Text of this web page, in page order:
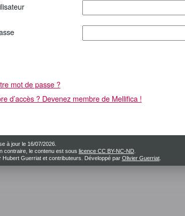
mot de passe ?
d’accès ? Devenez membre de Mellifica !
à jour le 16/07/2026.
contraire, le contenu est sous licence CC BY-NC-ND.
Hubert Guerriat et contributeurs. Développé par Olivier Guerriat.